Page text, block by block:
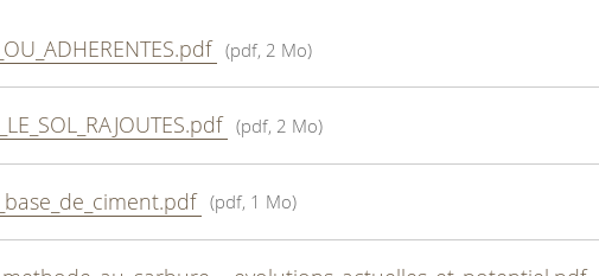
(pdf, 2 Mo)
(pdf, 2 Mo)
(pdf, 1 Mo)